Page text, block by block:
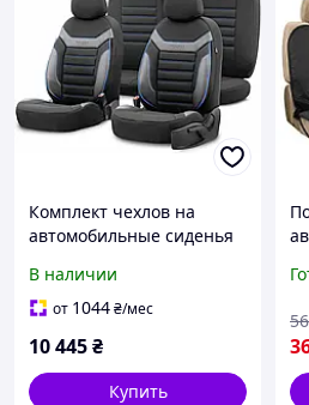
Комплект чехлов на
автомобильные сиденья
черный/синий
В наличии
от 1044₴/мес
10 445₴
Купить